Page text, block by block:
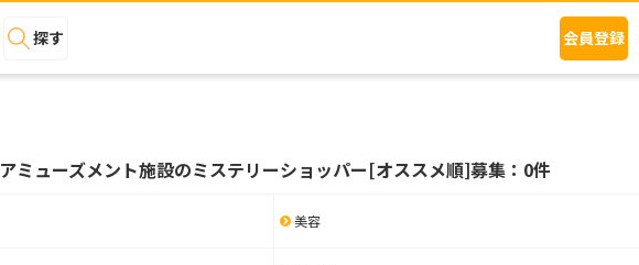
探す 会員登録
アミューズメント施設のミステリーショッパー[オススメ順]募集：0件
美容